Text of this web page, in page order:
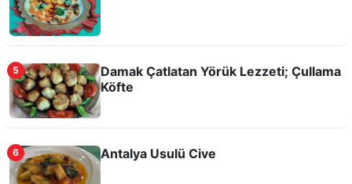
Antalya usulü Tas Kapama
5
Damak Çatlatan Yörük Lezzeti; Çullama
Köfte
6 Antalya Usulü Cive